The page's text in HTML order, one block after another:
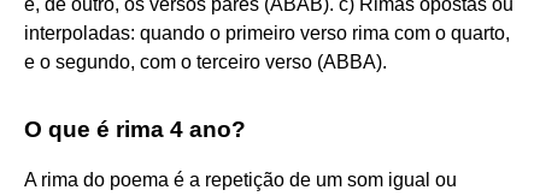
interpoladas: quando o primeiro verso rima com o quarto,
e o segundo, com o terceiro verso (ABBA).
O que é rima 4 ano?
A rima do poema é a repetição de um som igual ou